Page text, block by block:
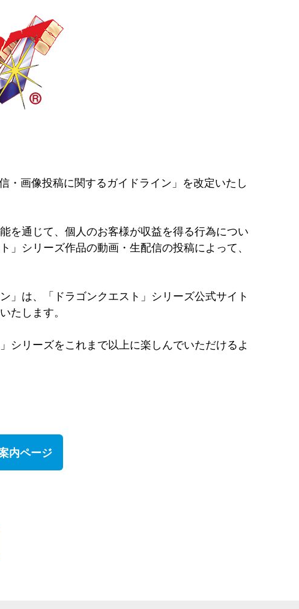
・画像投稿に関するガイドライン」を改定いたし
を通じて、個人のお客様が収益を得る行為につい
シリーズ作品の動画・生配信の投稿によって、
」は、「ドラゴンクエスト」シリーズ公式サイト
たします。
シリーズをこれまで以上に楽しんでいただけるよ
内ページ